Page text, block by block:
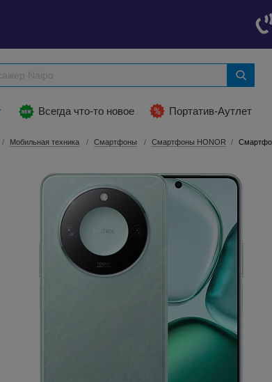
Всегда что-то новое Портатив-Аутлет
Мобильная техника Смартфоны Смартфоны HONOR